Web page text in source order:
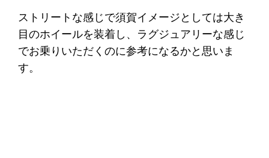
ストリートな感じで須賀イメージとしては大き
目のホイールを装着し、ラグジュアリーな感じ
でお乗りいただくのに参考になるかと思いま
す。